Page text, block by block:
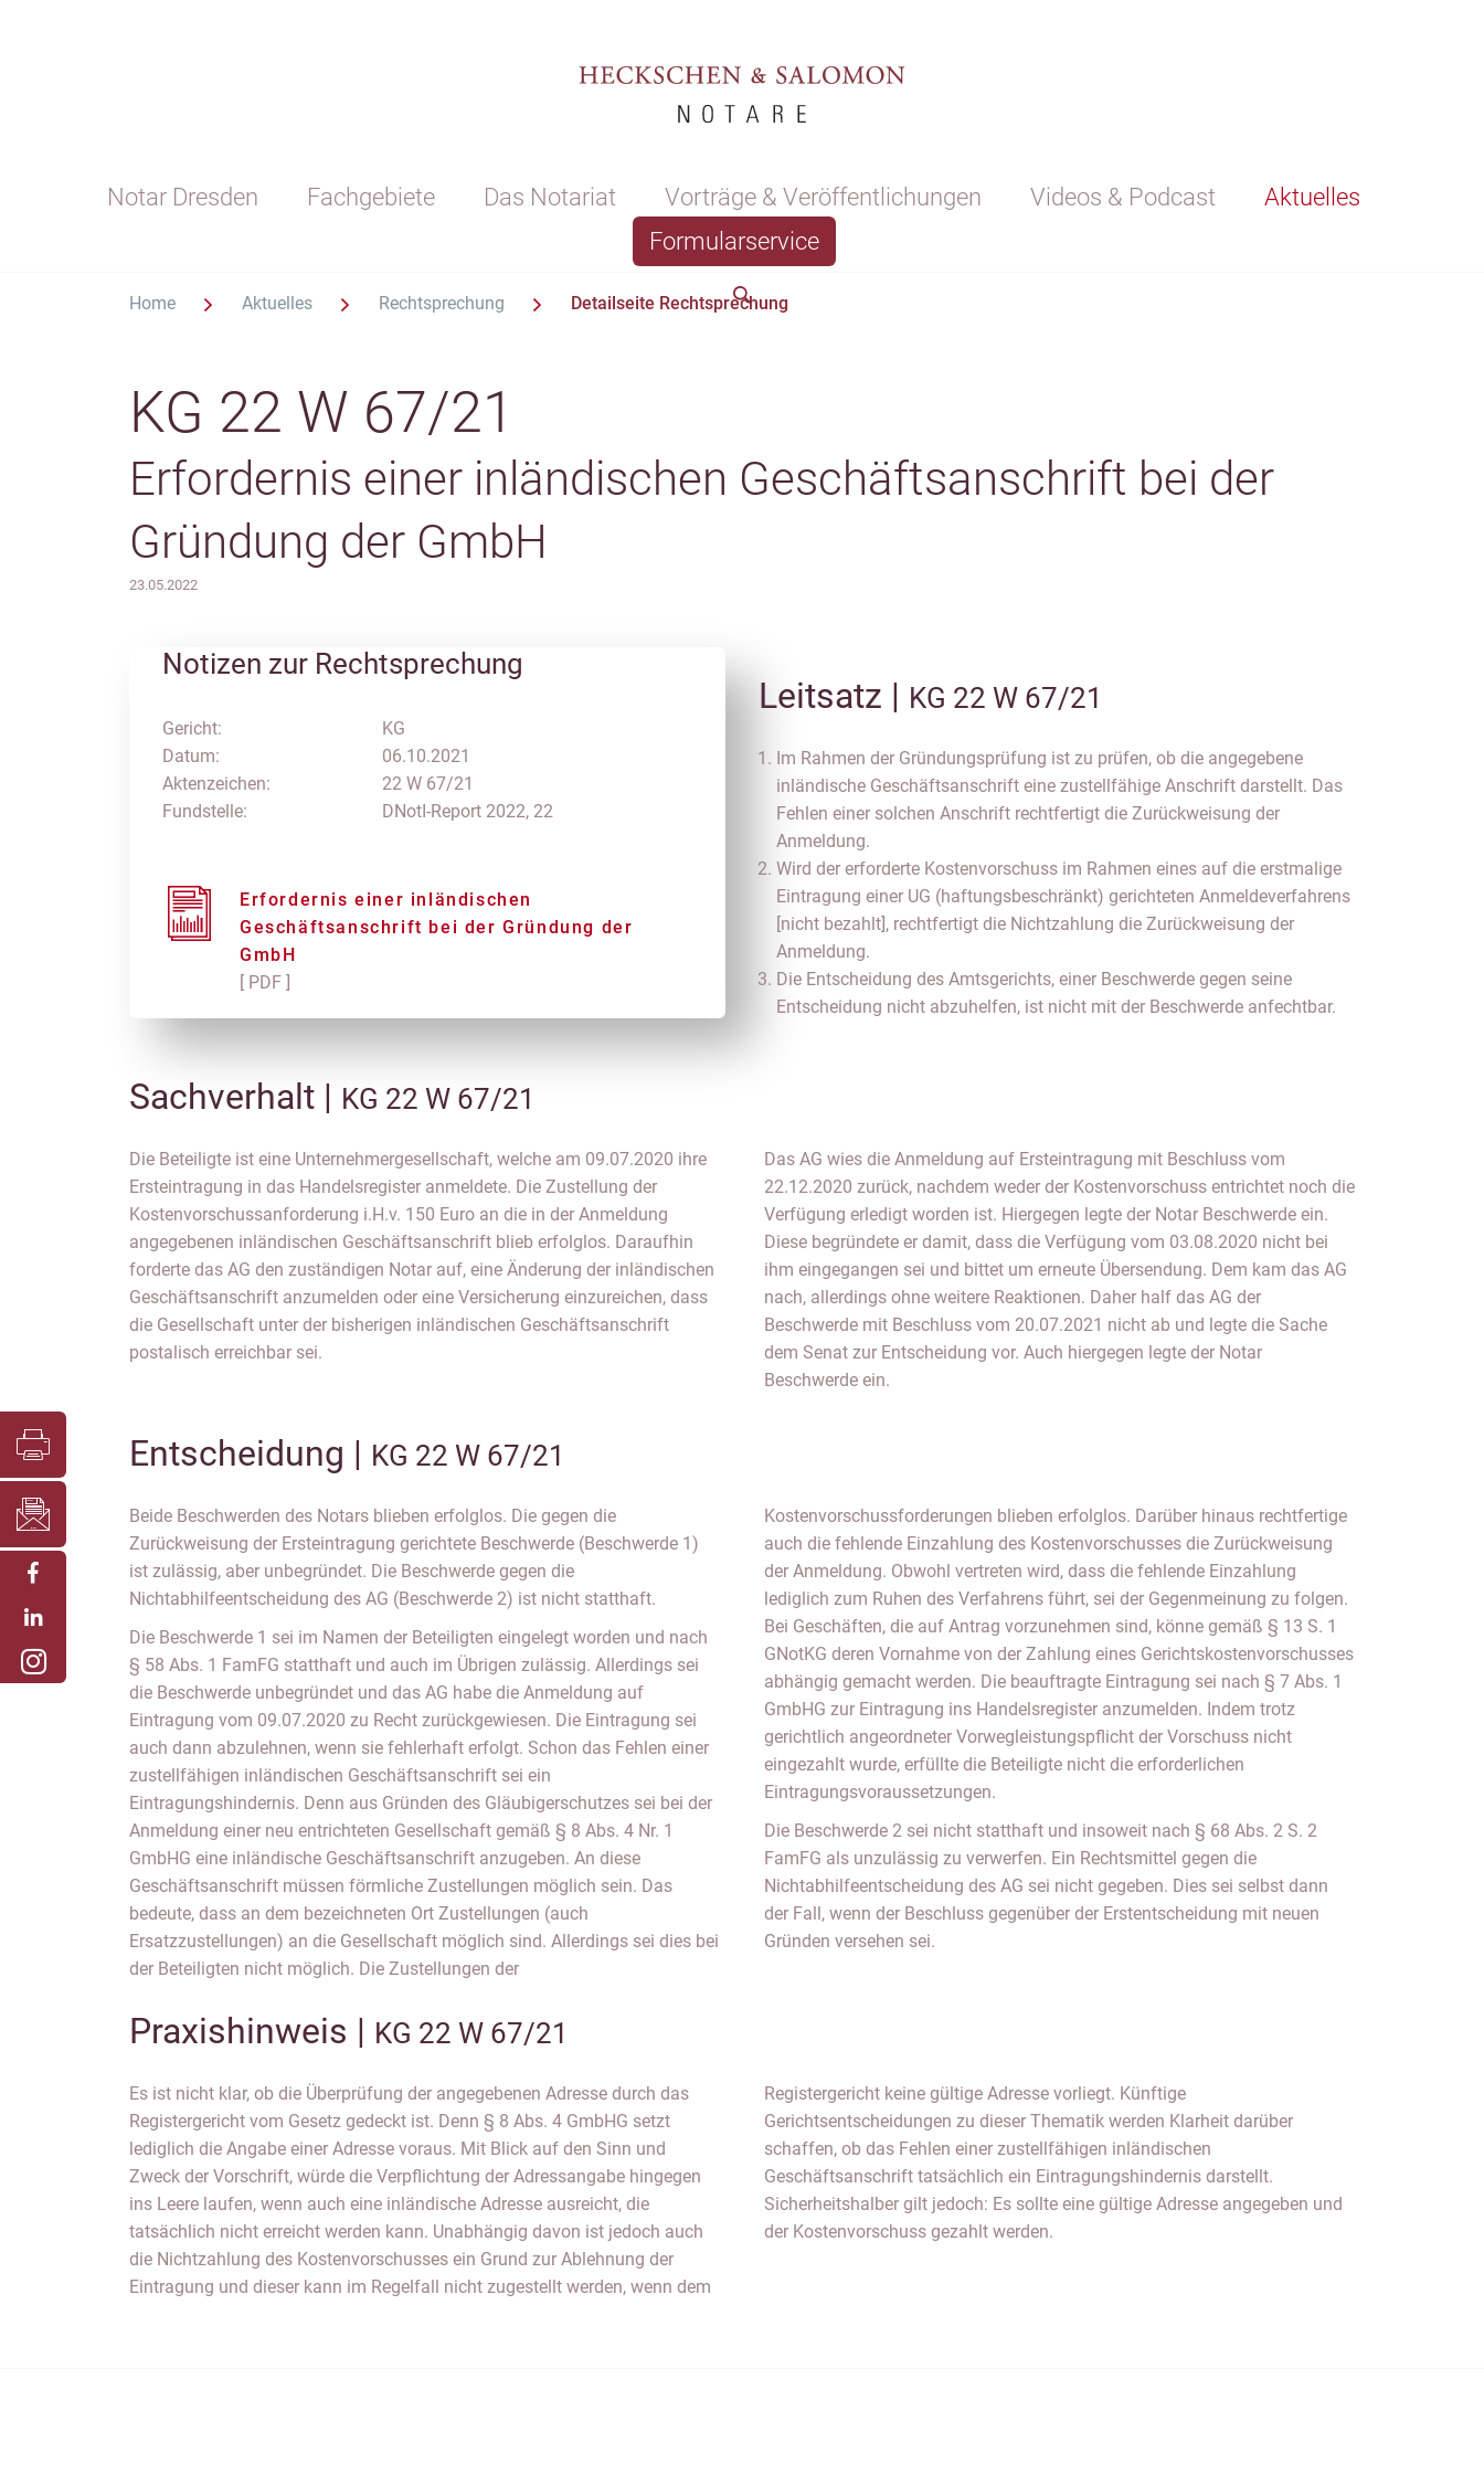
Notar Dresden Fachgebiete Das Notariat Vorträge & Veröffentlichungen Videos & Podcast
Aktuelles
Formularservice
Home Aktuelles Rechtsprechung Detailseite Rechtsprechung
KG 22 W 67/21
Erfordernis einer inländischen Geschäftsanschrift bei der
Gründung der GmbH
23.05.2022
Notizen zur Rechtsprechung
Gericht:
Datum:
Aktenzeichen:
Fundstelle:
KG
06.10.2021
22 W 67/21
DNotI-Report 2022, 22
Erfordernis einer inländischen
Geschäftsanschrift bei der Gründung der
GmbH
[ PDF ]
Leitsatz | KG 22 W 67/21
Im Rahmen der Gründungsprüfung ist zu prüfen, ob die angegebene
inländische Geschäftsanschrift eine zustellfähige Anschrift darstellt. Das
Fehlen einer solchen Anschrift rechtfertigt die Zurückweisung der
Anmeldung.
Wird der erforderte Kostenvorschuss im Rahmen eines auf die erstmalige
Eintragung einer UG (haftungsbeschränkt) gerichteten Anmeldeverfahrens
[nicht bezahlt], rechtfertigt die Nichtzahlung die Zurückweisung der
Anmeldung.
Die Entscheidung des Amtsgerichts, einer Beschwerde gegen seine
Entscheidung nicht abzuhelfen, ist nicht mit der Beschwerde anfechtbar.
Sachverhalt | KG 22 W 67/21
Die Beteiligte ist eine Unternehmergesellschaft, welche am 09.07.2020 ihre
Ersteintragung in das Handelsregister anmeldete. Die Zustellung der
Kostenvorschussanforderung i.H.v. 150 Euro an die in der Anmeldung
angegebenen inländischen Geschäftsanschrift blieb erfolglos. Daraufhin
forderte das AG den zuständigen Notar auf, eine Änderung der inländischen
Geschäftsanschrift anzumelden oder eine Versicherung einzureichen, dass
die Gesellschaft unter der bisherigen inländischen Geschäftsanschrift
postalisch erreichbar sei.
Das AG wies die Anmeldung auf Ersteintragung mit Beschluss vom
22.12.2020 zurück, nachdem weder der Kostenvorschuss entrichtet noch die
Verfügung erledigt worden ist. Hiergegen legte der Notar Beschwerde ein.
Diese begründete er damit, dass die Verfügung vom 03.08.2020 nicht bei
ihm eingegangen sei und bittet um erneute Übersendung. Dem kam das AG
nach, allerdings ohne weitere Reaktionen. Daher half das AG der
Beschwerde mit Beschluss vom 20.07.2021 nicht ab und legte die Sache
dem Senat zur Entscheidung vor. Auch hiergegen legte der Notar
Beschwerde ein.
Entscheidung | KG 22 W 67/21
Beide Beschwerden des Notars blieben erfolglos. Die gegen die
Zurückweisung der Ersteintragung gerichtete Beschwerde (Beschwerde 1)
ist zulässig, aber unbegründet. Die Beschwerde gegen die
Nichtabhilfeentscheidung des AG (Beschwerde 2) ist nicht statthaft.
Die Beschwerde 1 sei im Namen der Beteiligten eingelegt worden und nach
§ 58 Abs. 1 FamFG statthaft und auch im Übrigen zulässig. Allerdings sei
die Beschwerde unbegründet und das AG habe die Anmeldung auf
Eintragung vom 09.07.2020 zu Recht zurückgewiesen. Die Eintragung sei
auch dann abzulehnen, wenn sie fehlerhaft erfolgt. Schon das Fehlen einer
zustellfähigen inländischen Geschäftsanschrift sei ein
Eintragungshindernis. Denn aus Gründen des Gläubigerschutzes sei bei der
Anmeldung einer neu entrichteten Gesellschaft gemäß § 8 Abs. 4 Nr. 1
GmbHG eine inländische Geschäftsanschrift anzugeben. An diese
Geschäftsanschrift müssen förmliche Zustellungen möglich sein. Das
bedeute, dass an dem bezeichneten Ort Zustellungen (auch
Ersatzzustellungen) an die Gesellschaft möglich sind. Allerdings sei dies bei
der Beteiligten nicht möglich. Die Zustellungen der
Kostenvorschussforderungen blieben erfolglos. Darüber hinaus rechtfertige
auch die fehlende Einzahlung des Kostenvorschusses die Zurückweisung
der Anmeldung. Obwohl vertreten wird, dass die fehlende Einzahlung
lediglich zum Ruhen des Verfahrens führt, sei der Gegenmeinung zu folgen.
Bei Geschäften, die auf Antrag vorzunehmen sind, könne gemäß § 13 S. 1
GNotKG deren Vornahme von der Zahlung eines Gerichtskostenvorschusses
abhängig gemacht werden. Die beauftragte Eintragung sei nach § 7 Abs. 1
GmbHG zur Eintragung ins Handelsregister anzumelden. Indem trotz
gerichtlich angeordneter Vorwegleistungspflicht der Vorschuss nicht
eingezahlt wurde, erfüllte die Beteiligte nicht die erforderlichen
Eintragungsvoraussetzungen.
Die Beschwerde 2 sei nicht statthaft und insoweit nach § 68 Abs. 2 S. 2
FamFG als unzulässig zu verwerfen. Ein Rechtsmittel gegen die
Nichtabhilfeentscheidung des AG sei nicht gegeben. Dies sei selbst dann
der Fall, wenn der Beschluss gegenüber der Erstentscheidung mit neuen
Gründen versehen sei.
Praxishinweis | KG 22 W 67/21
Es ist nicht klar, ob die Überprüfung der angegebenen Adresse durch das
Registergericht vom Gesetz gedeckt ist. Denn § 8 Abs. 4 GmbHG setzt
lediglich die Angabe einer Adresse voraus. Mit Blick auf den Sinn und
Zweck der Vorschrift, würde die Verpflichtung der Adressangabe hingegen
ins Leere laufen, wenn auch eine inländische Adresse ausreicht, die
tatsächlich nicht erreicht werden kann. Unabhängig davon ist jedoch auch
die Nichtzahlung des Kostenvorschusses ein Grund zur Ablehnung der
Eintragung und dieser kann im Regelfall nicht zugestellt werden, wenn dem
Registergericht keine gültige Adresse vorliegt. Künftige
Gerichtsentscheidungen zu dieser Thematik werden Klarheit darüber
schaffen, ob das Fehlen einer zustellfähigen inländischen
Geschäftsanschrift tatsächlich ein Eintragungshindernis darstellt.
Sicherheitshalber gilt jedoch: Es sollte eine gültige Adresse angegeben und
der Kostenvorschuss gezahlt werden.